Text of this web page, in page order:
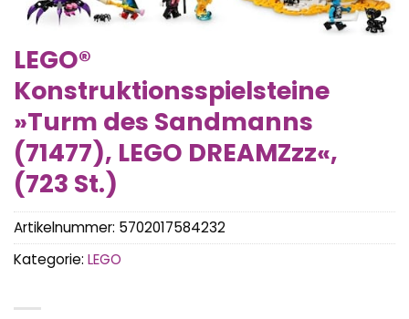
LEGO®
Konstruktionsspielsteine
»Turm des Sandmanns
(71477), LEGO DREAMZzz«,
(723 St.)
Artikelnummer: 5702017584232
Kategorie: LEGO